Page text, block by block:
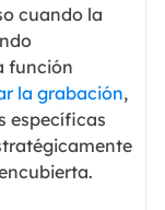
cuando la
función
la grabación,
específicas